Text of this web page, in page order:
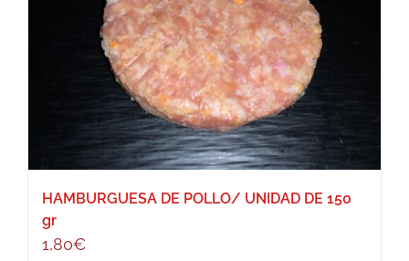
HAMBURGUESA DE POLLO/ UNIDAD DE 150
gr
1,80€